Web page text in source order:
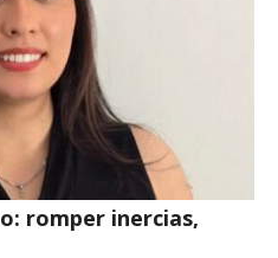
romper inercias,